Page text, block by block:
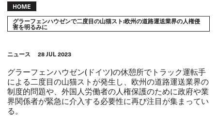
Breadcrumb
HOME
グラーフェンハウゼンで二度目の山猫スト:欧州の道路運送業界の人権侵
害を明るみに
ニュース 28 JUL 2023
グラーフェンハウゼン(ドイツ)の休憩所でトラック運転手
による二度目の山猫ストが発生し、欧州の道路運送業界の
制度的問題や、外国人労働者の人権保護のために政府や業
界関係者が緊急に介入する必要性に再び注目が集まってい
る。